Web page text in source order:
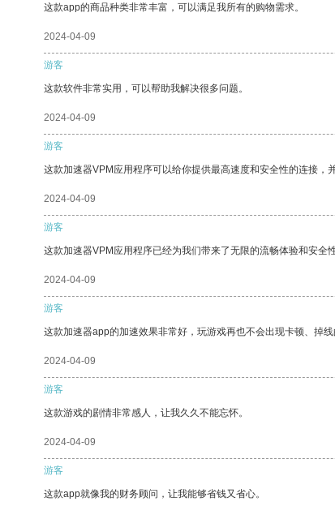
这款app的商品种类非常丰富，可以满足我所有的购物需求。
2024-04-09
游客
这款软件非常实用，可以帮助我解决很多问题。
2024-04-09
游客
这款加速器VPM应用程序可以给你提供最高速度和安全性的连接，
2024-04-09
游客
这款加速器VPM应用程序已经为我们带来了无限的流畅体验和安全性
2024-04-09
游客
这款加速器app的加速效果非常好，玩游戏再也不会出现卡顿、掉
2024-04-09
游客
这款游戏的剧情非常感人，让我久久不能忘怀。
2024-04-09
游客
这款app就像我的财务顾问，让我能够省钱又省心。